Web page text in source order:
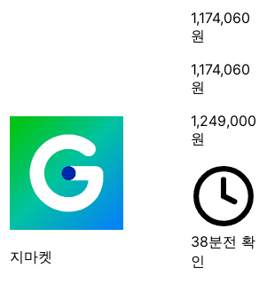
지마켓
1,174,060
원
1,174,060
원
1,249,000
원
38분전 확
인